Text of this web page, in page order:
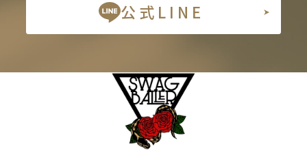
公式LINE